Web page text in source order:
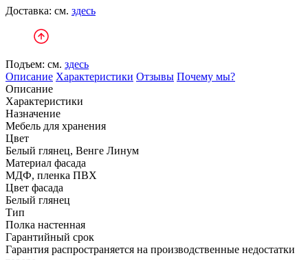
Доставка: см. здесь
Подъем: см. здесь
Описание Характеристики Отзывы Почему мы?
Описание
Характеристики
Назначение
Мебель для хранения
Цвет
Белый глянец, Венге Линум
Материал фасада
МДФ, пленка ПВХ
Цвет фасада
Белый глянец
Тип
Полка настенная
Гарантийный срок
Гарантия распространяется на производственные недостатки